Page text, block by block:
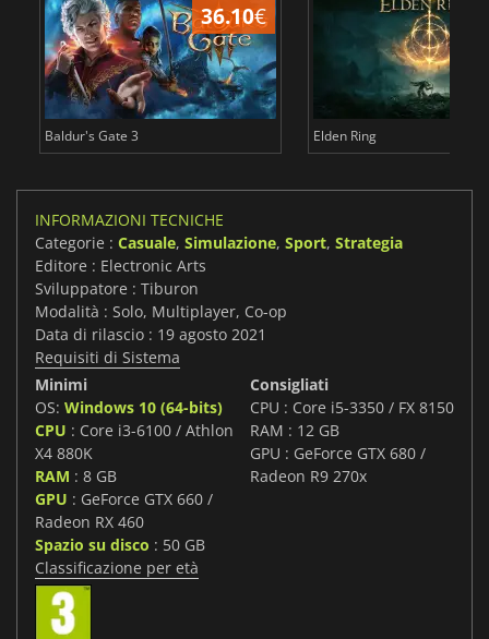
36.10€
Baldur's Gate 3 Elden Ring
INFORMAZIONI TECNICHE
Categorie : Casuale, Simulazione, Sport, Strategia
Editore : Electronic Arts
Sviluppatore : Tiburon
Modalità : Solo, Multiplayer, Co-op
Data di rilascio : 19 agosto 2021
Requisiti di Sistema
Minimi
OS: Windows 10 (64-bits)
CPU : Core i3-6100 / Athlon
X4 880K
RAM : 8 GB
GPU : GeForce GTX 660 /
Radeon RX 460
Spazio su disco : 50 GB
Consigliati
CPU : Core i5-3350 / FX 8150
RAM : 12 GB
GPU : GeForce GTX 680 /
Radeon R9 270x
Classificazione per età